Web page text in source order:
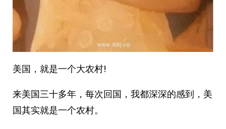
美国，就是一个大农村!
来美国三十多年，每次回国，我都深深的感到，美
国其实就是一个农村。